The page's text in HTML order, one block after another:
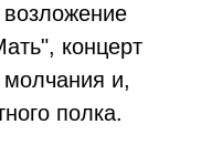
концерт
и,
полка.